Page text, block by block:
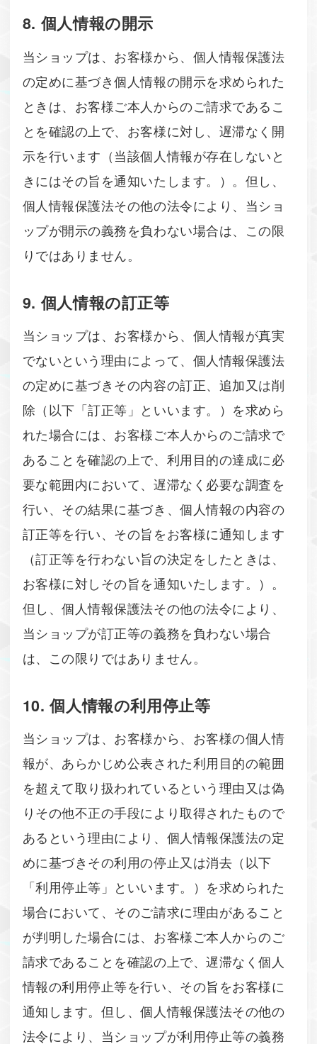
8. 個人情報の開示
当ショップは、お客様から、個人情報保護法
の定めに基づき個人情報の開示を求められた
ときは、お客様ご本人からのご請求であるこ
とを確認の上で、お客様に対し、遅滞なく開
示を行います（当該個人情報が存在しないと
きにはその旨を通知いたします。）。但し、
個人情報保護法その他の法令により、当ショ
ップが開示の義務を負わない場合は、この限
りではありません。
9. 個人情報の訂正等
当ショップは、お客様から、個人情報が真実
でないという理由によって、個人情報保護法
の定めに基づきその内容の訂正、追加又は削
除（以下「訂正等」といいます。）を求めら
れた場合には、お客様ご本人からのご請求で
あることを確認の上で、利用目的の達成に必
要な範囲内において、遅滞なく必要な調査を
行い、その結果に基づき、個人情報の内容の
訂正等を行い、その旨をお客様に通知します
（訂正等を行わない旨の決定をしたときは、
お客様に対しその旨を通知いたします。）。
但し、個人情報保護法その他の法令により、
当ショップが訂正等の義務を負わない場合
は、この限りではありません。
10. 個人情報の利用停止等
当ショップは、お客様から、お客様の個人情
報が、あらかじめ公表された利用目的の範囲
を超えて取り扱われているという理由又は偽
りその他不正の手段により取得されたもので
あるという理由により、個人情報保護法の定
めに基づきその利用の停止又は消去（以下
「利用停止等」といいます。）を求められた
場合において、そのご請求に理由があること
が判明した場合には、お客様ご本人からのご
請求であることを確認の上で、遅滞なく個人
情報の利用停止等を行い、その旨をお客様に
通知します。但し、個人情報保護法その他の
法令により、当ショップが利用停止等の義務